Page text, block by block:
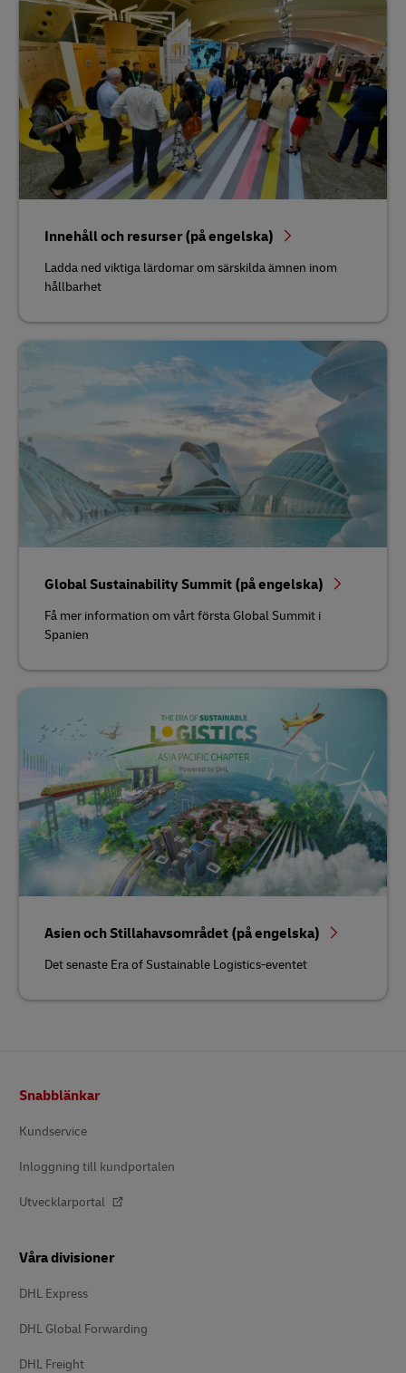
Innehåll och resurser (på engelska)
Ladda ned viktiga lärdomar om särskilda ämnen inom
hållbarhet
Global Sustainability Summit (på engelska)
Få mer information om vårt första Global Summit i
Spanien
Asien och Stillahavsområdet (på engelska)
Det senaste Era of Sustainable Logistics-eventet
Snabblänkar
Kundservice
Inloggning till kundportalen
Utvecklarportal
Våra divisioner
DHL Express
DHL Global Forwarding
DHL Freight